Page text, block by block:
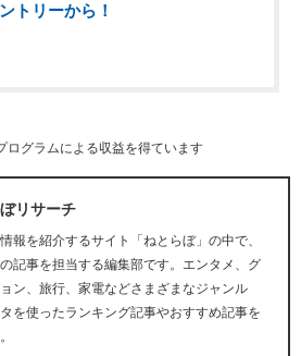
ントリーから！
グラムによる収益を得ています
リサーチ
報を紹介するサイト「ねとらぼ」の中で、
記事を担当する編集部です。エンタメ、グ
ン、旅行、家電などさまざまなジャンル
を使ったランキング記事やおすすめ記事を